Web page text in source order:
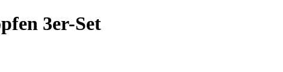
3er-Set